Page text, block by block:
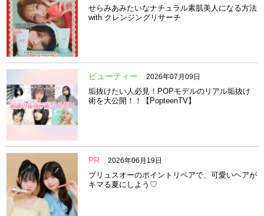
せらみあみたいなナチュラル素肌美人になる方法
with クレンジングリサーチ
ビューティー 2026年07月09日
垢抜けたい人必見！POPモデルのリアル垢抜け
術を大公開！！【PopteenTV】
PR 2026年06月19日
プリュスオーのポイントリペアで、可愛いヘアが
キマる夏にしよう♡